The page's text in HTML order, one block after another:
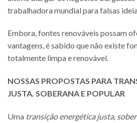
trabalhadora mundial para falsas
Embora, fontes renováveis possam
vantagens, é sabido que não existe
totalmente limpa e renovável.
NOSSAS PROPOSTAS PARA
JUSTA. SOBERANA E POPULAR
Uma transição energética justa,